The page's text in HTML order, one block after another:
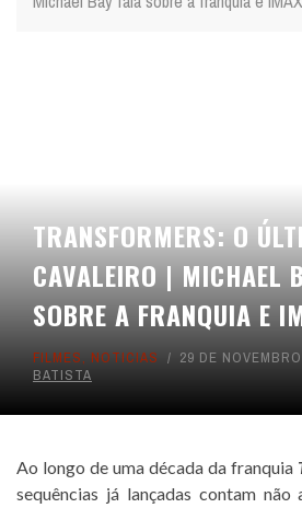
TRANSFORMERS: O
CAVALEIRO | MICHAEL
SOBRE A FRANQUIA E
FILMES, NOTICIAS 29 DE
BATISTA
Ao longo de uma década da franquia
sequências já lançadas contam não